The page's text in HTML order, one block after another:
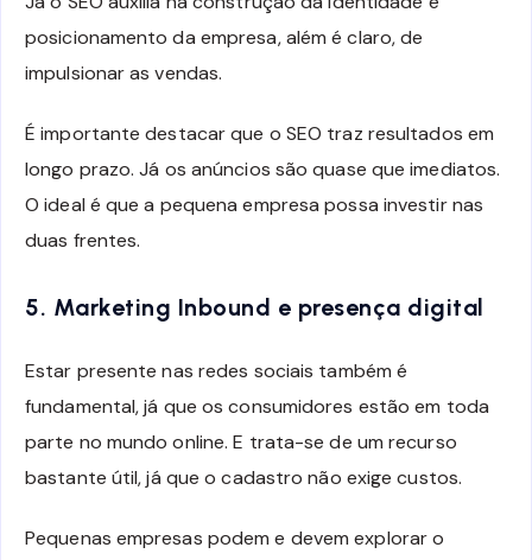
posicionamento da empresa, além é claro, de
impulsionar as vendas.
É importante destacar que o SEO traz resultados em
longo prazo. Já os anúncios são quase que imediatos.
O ideal é que a pequena empresa possa investir nas
duas frentes.
5. Marketing Inbound e presença digital
Estar presente nas redes sociais também é
fundamental, já que os consumidores estão em toda
parte no mundo online. E trata-se de um recurso
bastante útil, já que o cadastro não exige custos.
Pequenas empresas podem e devem explorar o